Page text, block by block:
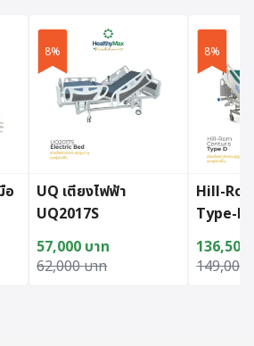
อ
บาท.
บาท.
8%
UQ เตียงไฟฟ้า
UQ2017S
62,000บาท
Original price was: 62,000 บาท.
57,000 บาท
Current price is: 57,000 บาท.
8%
Hill-
Type-D
149,000
Original
136,500
Current